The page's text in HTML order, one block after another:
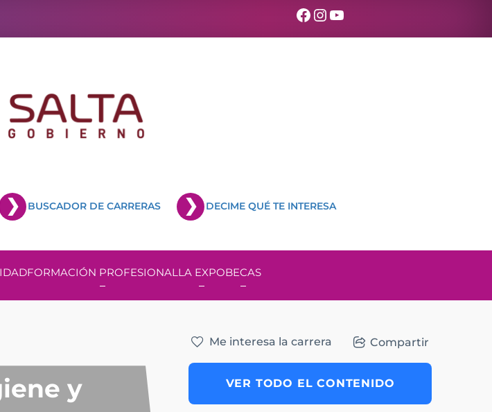
Facebook
Instagram
YouTube
BUSCADOR DE CARRERAS DECIME QUÉ TE INTERESA
FORMACIÓN PROFESIONALLA EXPOBECAS
y
Me interesa la carrera Compartir
VER TODO EL CONTENIDO